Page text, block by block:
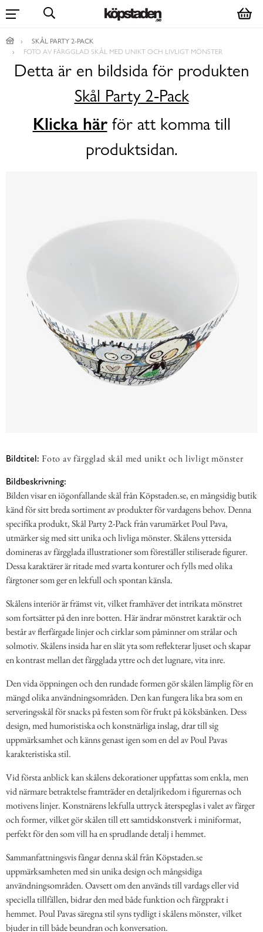
SKÅL PARTY 2-PACK
FOTO AV FÄRGGLAD SKÅL MED UNIKT OCH LIVLIGT MÖNSTER
Detta är en bildsida för produkten
Skål Party 2-Pack
Klicka härför att komma till
produktsidan.
Bildtitel: Foto av färgglad skål med unikt och livligt mönster
Bildbeskrivning:
Bilden visar en iögonfallande skål från Köpstaden.se, en mångsidig butik
känd för sitt breda sortiment av produkter för vardagens behov. Denna
specifika produkt, Skål Party 2-Pack från varumärket Poul Pava,
utmärker sig med sitt unika och livliga mönster. Skålens yttersida
domineras av färgglada illustrationer som föreställer stiliserade figurer.
Dessa karaktärer är ritade med svarta konturer och fylls med olika
färgtoner som ger en lekfull och spontan känsla.
Skålens interiör är främst vit, vilket framhäver det intrikata mönstret
som fortsätter på den inre botten. Här ändrar mönstret karaktär och
består av flerfärgade linjer och cirklar som påminner om strålar och
solmotiv. Skålens insida har en slät yta som reflekterar ljuset och skapar
en kontrast mellan det färgglada yttre och det lugnare, vita inre.
Den vida öppningen och den rundade formen gör skålen lämplig för en
mängd olika användningsområden. Den kan fungera lika bra som en
serveringsskål för snacks på festen som för frukt på köksbänken. Dess
design, med humoristiska och konstnärliga inslag, drar till sig
uppmärksamhet och känns genast igen som en del av Poul Pavas
karakteristiska stil.
Vid första anblick kan skålens dekorationer uppfattas som enkla, men
vid närmare betraktelse framträder en detaljrikedom i figurernas och
motivens linjer. Konstnärens lekfulla uttryck återspeglas i valet av färger
och former, vilket gör skålen till ett samtidskonstverk i miniformat,
perfekt för den som vill ha en sprudlande detalj i hemmet.
Sammanfattningsvis fångar denna skål från Köpstaden.se
uppmärksamheten med sin unika design och mångsidiga
användningsområden. Oavsett om den används till vardags eller vid
speciella tillfällen, bidrar den med både funktion och färgprakt i
hemmet. Poul Pavas säregna stil syns tydligt i skålens mönster, vilket
bjuder in till både beundran och konversation.